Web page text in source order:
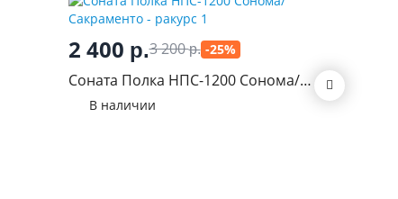
2 400 р.3 200р. -25%
Соната Полка НПС-1200 Сонома/
Сакраменто
В наличии